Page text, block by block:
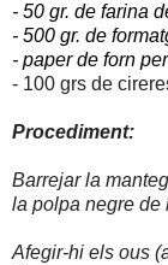
- 50 gr. de farina
- 500 gr. de
- paper de forn
- 100 grs de
Procediment:
Barrejar la
la polpa negre de
Afegir-hi els ous